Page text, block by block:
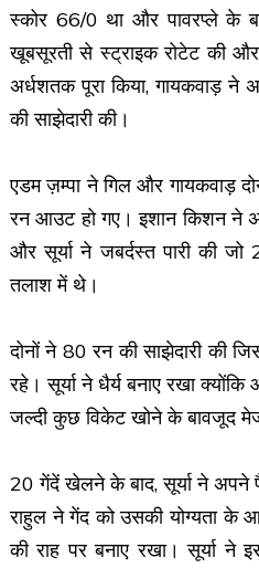
स्कोर 66/0 था और पावरप्ले के
खूबसूरती से स्ट्राइक रोटेट की
अर्धशतक पूरा किया, गायकवाड़ ने
की साझेदारी की।
एडम ज़म्पा ने गिल और गायकवाड़
रन आउट हो गए। इशान किशन ने
और सूर्या ने जबर्दस्त पारी की
तलाश में थे।
दोनों ने 80 रन की साझेदारी की
रहे। सूर्या ने धैर्य बनाए रखा
जल्दी कुछ विकेट खोने के बावजूद
20 गेंदें खेलने के बाद, सूर्या ने
राहुल ने गेंद को उसकी योग्यता के
की राह पर बनाए रखा। सूर्या ने